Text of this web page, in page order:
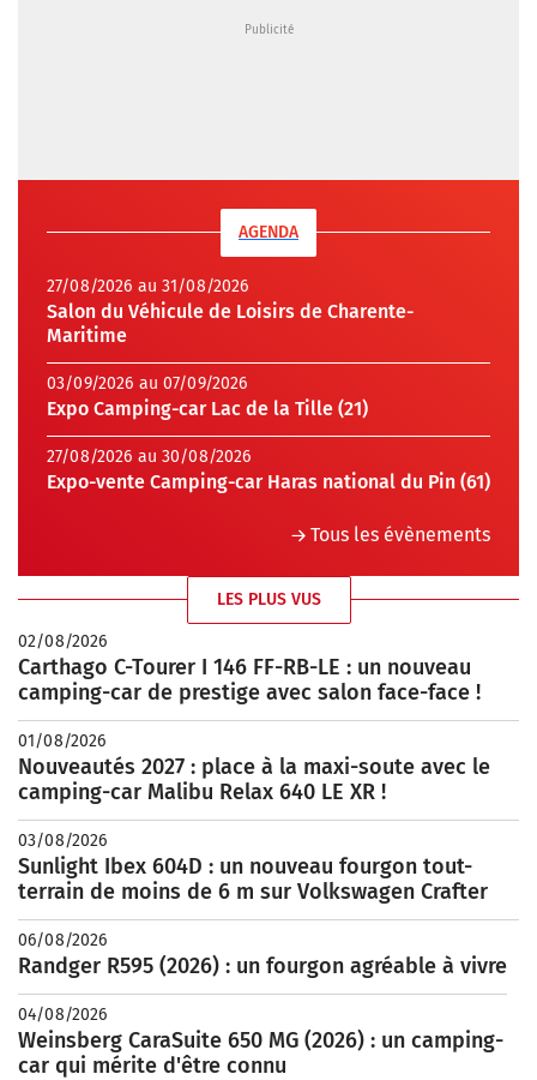
AGENDA
27/08/2026 au 31/08/2026
Salon du Véhicule de Loisirs de Charente-
Maritime
03/09/2026 au 07/09/2026
Expo Camping-car Lac de la Tille (21)
27/08/2026 au 30/08/2026
Expo-vente Camping-car Haras national du Pin (61)
Tous les évènements
LES PLUS VUS
02/08/2026
Carthago C-Tourer I 146 FF-RB-LE : un nouveau
camping-car de prestige avec salon face-face !
01/08/2026
Nouveautés 2027 : place à la maxi-soute avec le
camping-car Malibu Relax 640 LE XR !
03/08/2026
Sunlight Ibex 604D : un nouveau fourgon tout-
terrain de moins de 6 m sur Volkswagen Crafter
06/08/2026
Randger R595 (2026) : un fourgon agréable à vivre
04/08/2026
Weinsberg CaraSuite 650 MG (2026) : un camping-
car qui mérite d'être connu